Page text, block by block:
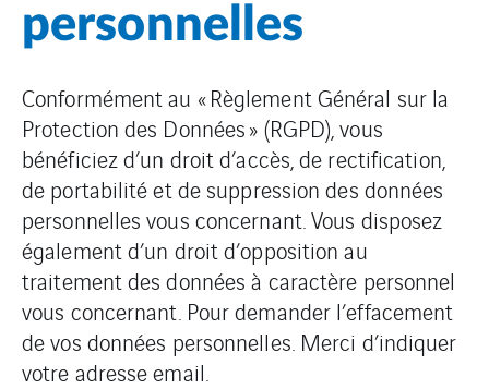
personnelles
Conformément au « Règlement Général sur la
Protection des Données » (RGPD), vous
bénéficiez d’un droit d’accès, de rectification,
de portabilité et de suppression des données
personnelles vous concernant. Vous disposez
également d’un droit d’opposition au
traitement des données à caractère personnel
vous concernant. Pour demander l’effacement
de vos données personnelles. Merci d’indiquer
votre adresse email.